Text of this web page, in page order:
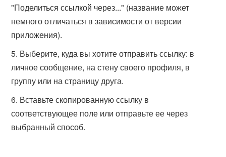
"Поделиться ссылкой через..." (название может
немного отличаться в зависимости от версии
приложения).
Выберите, куда вы хотите отправить ссылку: в
личное сообщение, на стену своего профиля, в
группу или на страницу друга.
Вставьте скопированную ссылку в
соответствующее поле или отправьте ее через
выбранный способ.